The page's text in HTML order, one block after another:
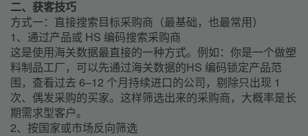
二、获客技巧
方式一：直接搜索目标采购商（最基础，也最常用）
1、通过产品或 HS 编码搜索采购商
这是使用海关数据最直接的一种方式。例如：你是一个做塑
料制品工厂，可以先通过海关数据的HS 编码锁定产品范
围，查看过去 6–12 个月持续进口的公司，剔除只出现 1
次、偶发采购的买家。这样筛选出来的采购商，大概率是长
期需求型客户。
2、按国家或市场反向筛选